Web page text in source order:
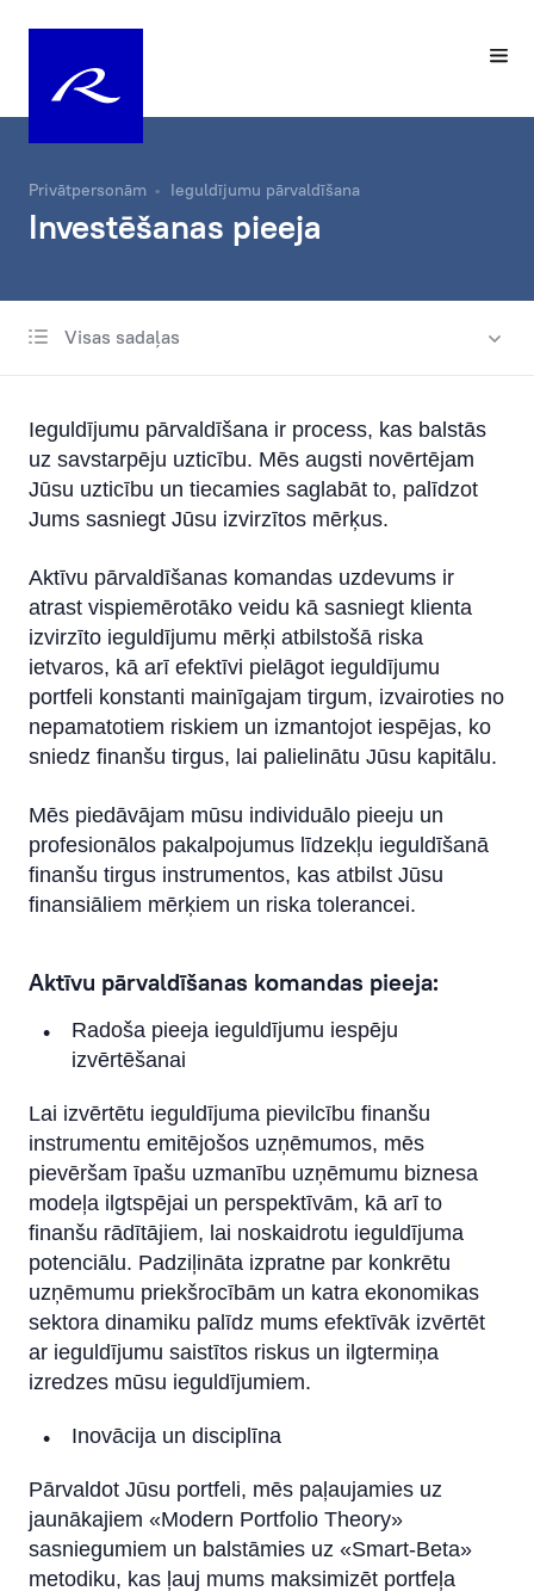
Privātpersonām Ieguldījumu pārvaldīšana
Investēšanas pieeja
Visas sadaļas
Investēšanas pieeja
Ilgtspēja individuālajā portfeļa pārvaldīšanā
Ieguldījumu pārvaldīšana ir process, kas balstās
uz savstarpēju uzticību. Mēs augsti novērtējam
Jūsu uzticību un tiecamies saglabāt to, palīdzot
Jums sasniegt Jūsu izvirzītos mērķus.
Aktīvu pārvaldīšanas komandas uzdevums ir
atrast vispiemērotāko veidu kā sasniegt klienta
izvirzīto ieguldījumu mērķi atbilstošā riska
ietvaros, kā arī efektīvi pielāgot ieguldījumu
portfeli konstanti mainīgajam tirgum, izvairoties no
nepamatotiem riskiem un izmantojot iespējas, ko
sniedz finanšu tirgus, lai palielinātu Jūsu kapitālu.
Mēs piedāvājam mūsu individuālo pieeju un
profesionālos pakalpojumus līdzekļu ieguldīšanā
finanšu tirgus instrumentos, kas atbilst Jūsu
finansiāliem mērķiem un riska tolerancei.
Aktīvu pārvaldīšanas komandas pieeja:
Radoša pieeja ieguldījumu iespēju
izvērtēšanai
Lai izvērtētu ieguldījuma pievilcību finanšu
instrumentu emitējošos uzņēmumos, mēs
pievēršam īpašu uzmanību uzņēmumu biznesa
modeļa ilgtspējai un perspektīvām, kā arī to
finanšu rādītājiem, lai noskaidrotu ieguldījuma
potenciālu. Padziļināta izpratne par konkrētu
uzņēmumu priekšrocībām un katra ekonomikas
sektora dinamiku palīdz mums efektīvāk izvērtēt
ar ieguldījumu saistītos riskus un ilgtermiņa
izredzes mūsu ieguldījumiem.
Inovācija un disciplīna
Pārvaldot Jūsu portfeli, mēs paļaujamies uz
jaunākajiem «Modern Portfolio Theory»
sasniegumiem un balstāmies uz «Smart-Beta»
metodiku, kas ļauj mums maksimizēt portfeļa